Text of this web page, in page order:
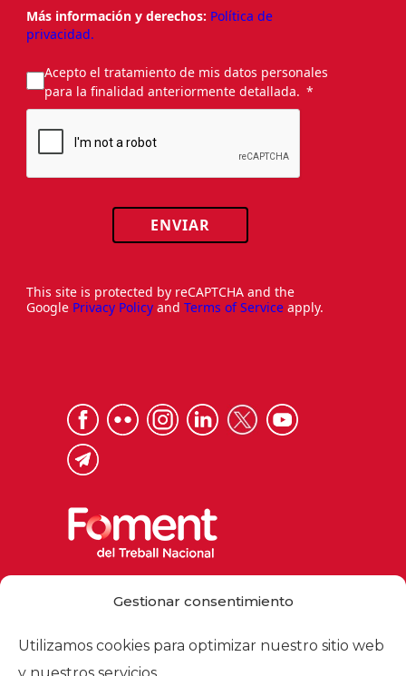
Gestionar consentimiento
Utilizamos cookies para optimizar nuestro sitio web
Más información y derechos: Política de
privacidad.
Acepto el tratamiento de mis datos personales
para la finalidad anteriormente detallada.
ENVIAR
This site is protected by reCAPTCHA and the
Google Privacy Policy and Terms of Service apply.
foment@foment.com